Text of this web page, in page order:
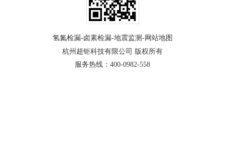
氢氮检漏-卤素检漏-地震监测 - 网站地图
杭州超钜科技有限公司 版权所有
服务热线： 400-0982-558